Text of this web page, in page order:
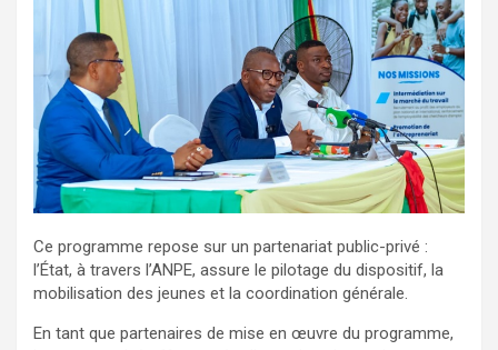
Ce programme repose sur un partenariat public-privé :
l’État, à travers l’ANPE, assure le pilotage du dispositif, la
mobilisation des jeunes et la coordination générale.
En tant que partenaires de mise en œuvre du programme,